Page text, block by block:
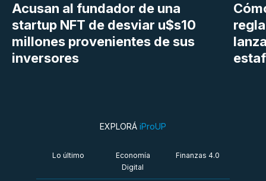
Acusan al fundador de una
startup NFT de desviar u$s10
millones provenientes de sus
inversores
EXPLORÁ iProUP
Lo último
Economía
Digital
Finanzas 4.0